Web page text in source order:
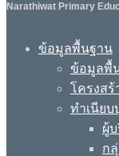
Narathiwat Primary
ข้อมูลพื้นฐาน
ข้อมูลพื้
โครงสร้
ทำเนียบ
ผู้
ก